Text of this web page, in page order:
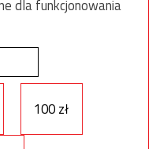
dla funkcjonowania
100 zł